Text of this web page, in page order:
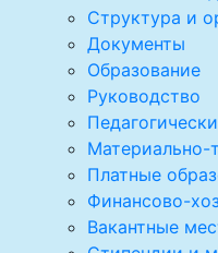
Структура и
Документы
Образование
Руководство
Материально-
Платные
Финансово-
Вакантные